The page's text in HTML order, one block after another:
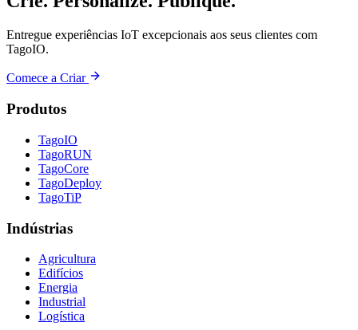
Entregue experiências IoT excepcionais aos seus clientes com
TagoIO.
Comece a Criar
Produtos
TagoIO
TagoRUN
TagoCore
TagoDeploy
TagoTiP
Indústrias
Agricultura
Edifícios
Energia
Industrial
Logística